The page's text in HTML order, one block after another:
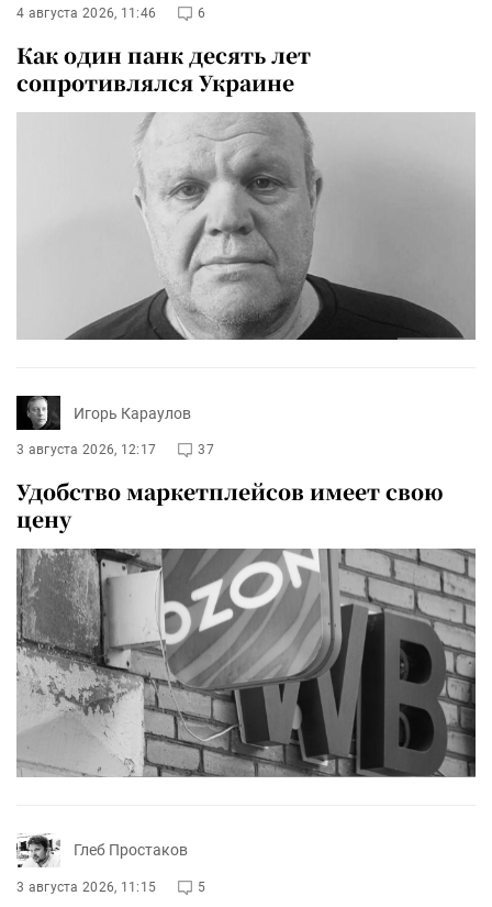
4 августа 2026, 11:46 6
Как один панк десять лет
сопротивлялся Украине
Игорь Караулов
3 августа 2026, 12:17 37
Удобство маркетплейсов имеет свою
цену
Глеб Простаков
3 августа 2026, 11:15 5